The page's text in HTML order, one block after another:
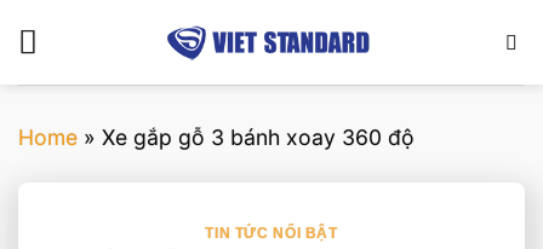
qua
nội
Home » Xe gắp gỗ 3 bánh xoay 360 độ
TIN TỨC NỔI BẬT